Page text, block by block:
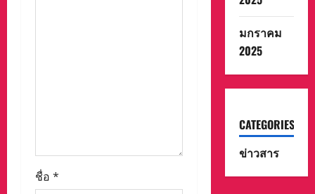
ชื่อ *
มกราคม
2025
CATEGORIES
ข่าวสาร